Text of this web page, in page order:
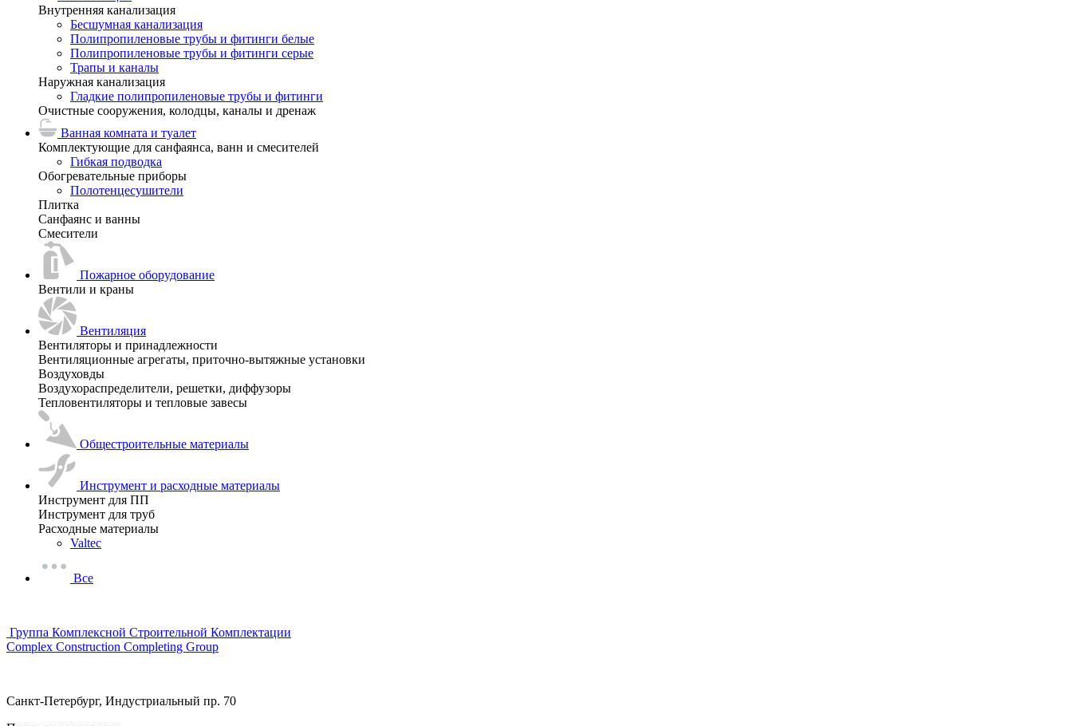
Внутренняя канализация
Бесшумная канализация
Полипропиленовые трубы и фитинги белые
Полипропиленовые трубы и фитинги серые
Трапы и каналы
Наружная канализация
Гладкие полипропиленовые трубы и фитинги
Очистные сооружения, колодцы, каналы и дренаж
Ванная комната и туалет
Комплектующие для санфаянса, ванн и смесителей
Гибкая подводка
Обогревательные приборы
Полотенцесушители
Плитка
Санфаянс и ванны
Смесители
Пожарное оборудование
Вентили и краны
Вентиляция
Вентиляторы и принадлежности
Вентиляционные агрегаты, приточно-вытяжные установки
Воздуховды
Воздухораспределители, решетки, диффузоры
Тепловентиляторы и тепловые завесы
Общестроительные материалы
Инструмент и расходные материалы
Инструмент для ПП
Инструмент для труб
Расходные материалы
Valtec
Все
Группа Комплексной Строительной Комплектации
Complex Construction Completing Group
Санкт-Петербург, Индустриальный пр. 70